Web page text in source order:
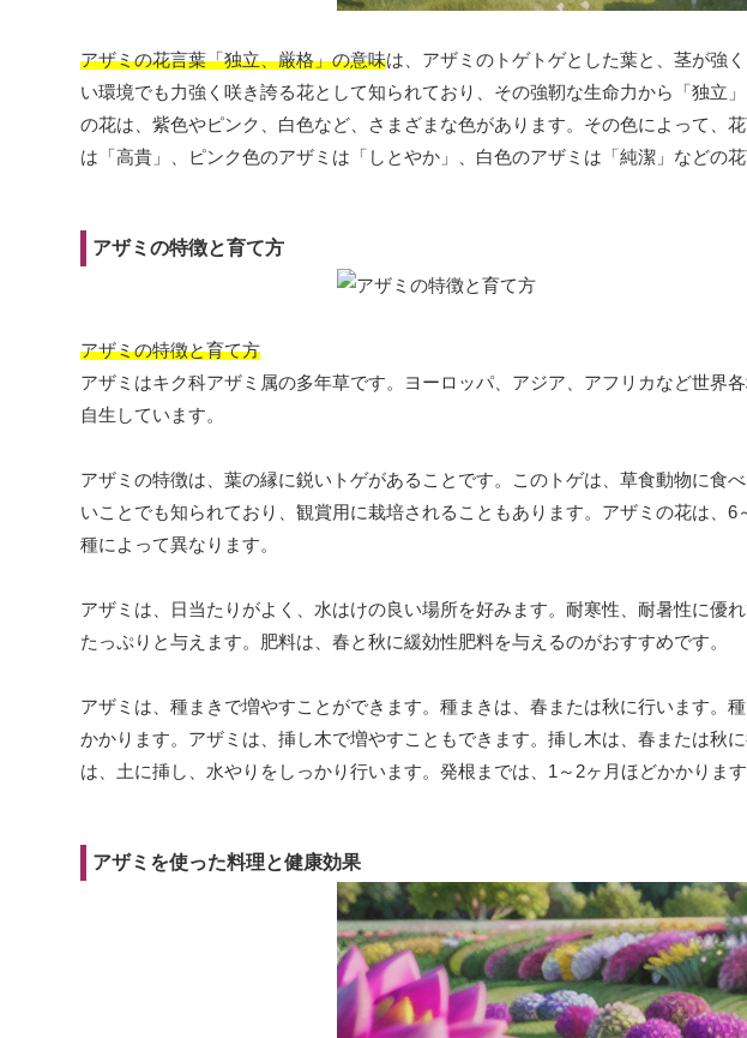
アザミの花言葉「独立、厳格」の意味は、アザミのトゲトゲとした葉と、茎が強
い環境でも力強く咲き誇る花として知られており、その強靭な生命力から「独立
の花は、紫色やピンク、白色など、さまざまな色があります。その色によって、
は「高貴」、ピンク色のアザミは「しとやか」、白色のアザミは「純潔」などの花
アザミの特徴と育て方
アザミの特徴と育て方
アザミはキク科アザミ属の多年草です。ヨーロッパ、アジア、アフリカなど世界
自生しています。
アザミの特徴は、葉の縁に鋭いトゲがあることです。このトゲは、草食動物に食
いことでも知られており、観賞用に栽培されることもあります。アザミの花は、
種によって異なります。
アザミは、日当たりがよく、水はけの良い場所を好みます。耐寒性、耐暑性に優
たっぷりと与えます。肥料は、春と秋に緩効性肥料を与えるのがおすすめです。
アザミは、種まきで増やすことができます。種まきは、春または秋に行います。
かかります。アザミは、挿し木で増やすこともできます。挿し木は、春または秋
は、土に挿し、水やりをしっかり行います。発根までは、1～2ヶ月ほどかかります
アザミを使った料理と健康効果